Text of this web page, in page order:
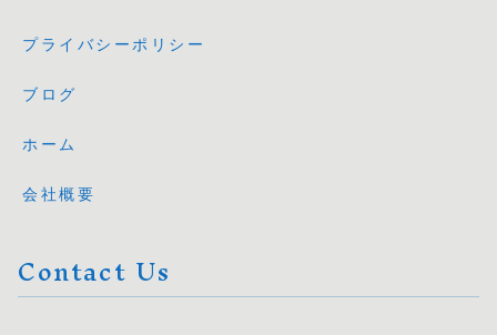
プライバシーポリシー
ブログ
ホーム
会社概要
Contact Us